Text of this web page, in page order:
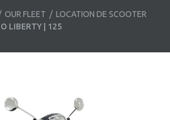
OUR FLEET / LOCATION DE SCOOTER
LIBERTY | 125